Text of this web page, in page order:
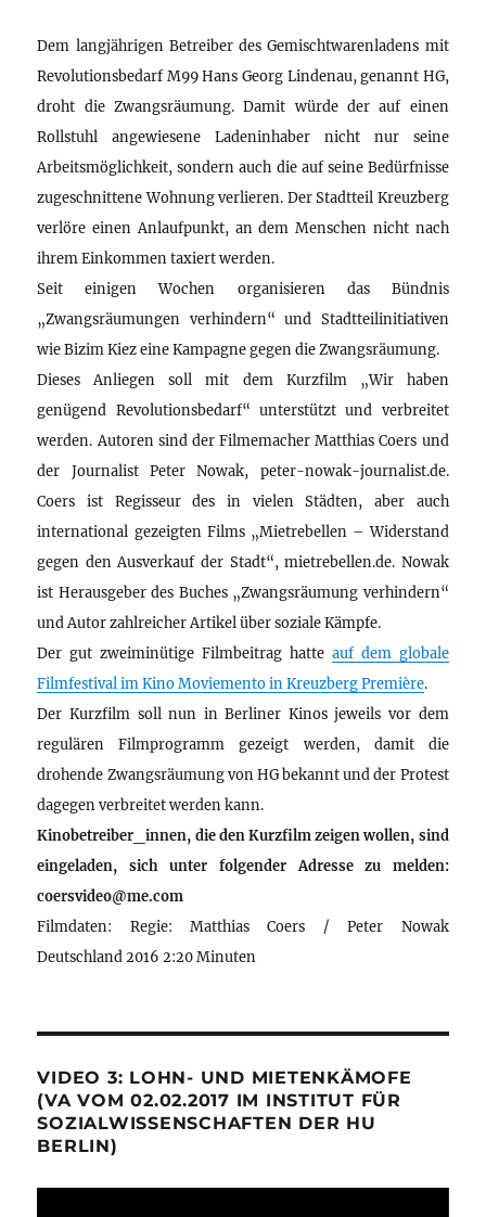
Dem langjährigen Betreiber des Gemischtwarenladens mit
Revolutionsbedarf M99 Hans Georg Lindenau, genannt HG,
droht die Zwangsräumung. Damit würde der auf einen
Rollstuhl angewiesene Ladeninhaber nicht nur seine
Arbeitsmöglichkeit, sondern auch die auf seine Bedürfnisse
zugeschnittene Wohnung verlieren. Der Stadtteil Kreuzberg
verlöre einen Anlaufpunkt, an dem Menschen nicht nach
ihrem Einkommen taxiert werden.
Seit einigen Wochen organisieren das Bündnis
„Zwangsräumungen verhindern“ und Stadtteilinitiativen
wie Bizim Kiez eine Kampagne gegen die Zwangsräumung.
Dieses Anliegen soll mit dem Kurzfilm „Wir haben
genügend Revolutionsbedarf“ unterstützt und verbreitet
werden. Autoren sind der Filmemacher Matthias Coers und
der Journalist Peter Nowak, peter-nowak-journalist.de.
Coers ist Regisseur des in vielen Städten, aber auch
international gezeigten Films „Mietrebellen – Widerstand
gegen den Ausverkauf der Stadt“, mietrebellen.de. Nowak
ist Herausgeber des Buches „Zwangsräumung verhindern“
und Autor zahlreicher Artikel über soziale Kämpfe.
Der gut zweiminütige Filmbeitrag hatte auf dem globale
Filmfestival im Kino Moviemento in Kreuzberg Première.
Der Kurzfilm soll nun in Berliner Kinos jeweils vor dem
regulären Filmprogramm gezeigt werden, damit die
drohende Zwangsräumung von HG bekannt und der Protest
dagegen verbreitet werden kann.
Kinobetreiber_innen, die den Kurzfilm zeigen wollen, sind
eingeladen, sich unter folgender Adresse zu melden:
coersvideo@me.com
Filmdaten: Regie: Matthias Coers / Peter Nowak
Deutschland 2016 2:20 Minuten
VIDEO 3: LOHN- UND MIETENKÄMOFE
(VA VOM 02.02.2017 IM INSTITUT FÜR
SOZIALWISSENSCHAFTEN DER HU
BERLIN)